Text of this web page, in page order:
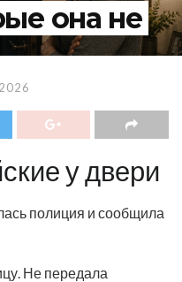
она не
у двери
полиция и сообщила
Не передала